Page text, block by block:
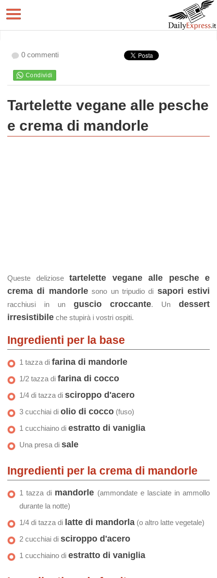
0 commenti
Tartelette vegane alle pesche
e crema di mandorle
Queste deliziose tartelette vegane alle pesche e
crema di mandorlesono un tripudio di sapori estivi
racchiusi in un guscio croccante. Undessert
irresistibile che stupirà i vostri ospiti.
Ingredienti per la base
1 tazza di farina di mandorle
1/2 tazza di farina di cocco
1/4 di tazza di sciroppo d'acero
3 cucchiai di olio di cocco (fuso)
1 cucchiaino di estratto di vaniglia
Una presa di sale
Ingredienti per la crema di mandorle
1 tazza di mandorle (ammondate e lasciate in ammollo
durante la notte)
1/4 di tazza di latte di mandorla (o altro latte vegetale)
2 cucchiai di sciroppo d'acero
1 cucchiaino di estratto di vaniglia